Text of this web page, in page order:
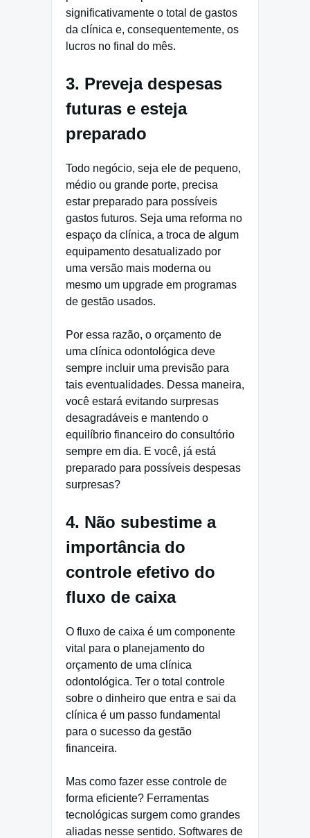
significativamente o total de gastos
da clínica e, consequentemente, os
lucros no final do mês.
3. Preveja despesas
futuras e esteja
preparado
Todo negócio, seja ele de pequeno,
médio ou grande porte, precisa
estar preparado para possíveis
gastos futuros. Seja uma reforma no
espaço da clínica, a troca de algum
equipamento desatualizado por
uma versão mais moderna ou
mesmo um upgrade em programas
de gestão usados.
Por essa razão, o orçamento de
uma clínica odontológica deve
sempre incluir uma previsão para
tais eventualidades. Dessa maneira,
você estará evitando surpresas
desagradáveis e mantendo o
equilíbrio financeiro do consultório
sempre em dia. E você, já está
preparado para possíveis despesas
surpresas?
4. Não subestime a
importância do
controle efetivo do
fluxo de caixa
O fluxo de caixa é um componente
vital para o planejamento do
orçamento de uma clínica
odontológica. Ter o total controle
sobre o dinheiro que entra e sai da
clínica é um passo fundamental
para o sucesso da gestão
financeira.
Mas como fazer esse controle de
forma eficiente? Ferramentas
tecnológicas surgem como grandes
aliadas nesse sentido. Softwares de